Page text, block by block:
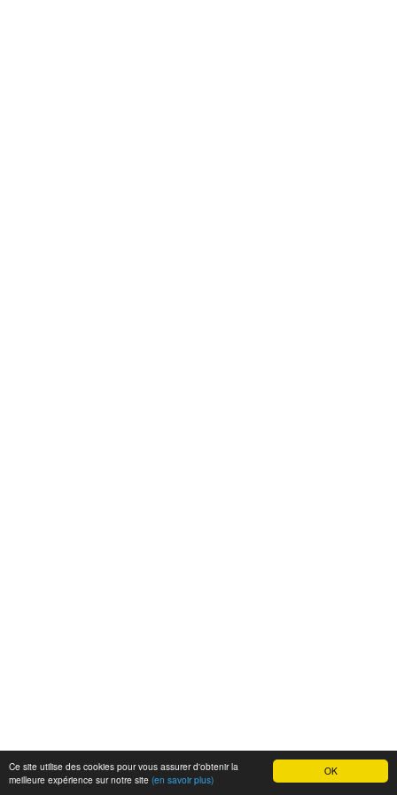
OK
Ce site utilise des cookies pour vous assurer d'obtenir la
meilleure expérience sur notre site (en savoir plus)